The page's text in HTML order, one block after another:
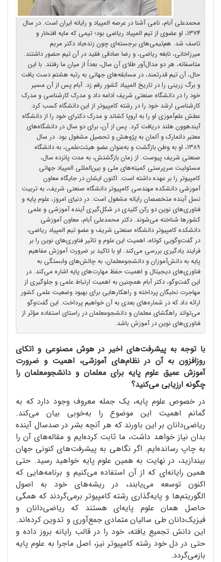
محمدعلی آبام، نامی آشنا در عرصه‌ المپیاد و رایانه‌ ایران است. در سال
۱۳۷۴، او عضوی از تیم المپیاد ریاضی بود؛ تیمی که مایه‌ افتخار و
تاسف شد. هم‌تیمی‌های برجسته‌ای چون زنده‌یاد دکتر مریم
میرزاخانی، نابغه‌ ریاضی، و رضا صادقی فقید در آن تیم حضور داشتند.
متاسفانه، هر دو مدال‌آور طلای آن سال، بعداً از میان ما رفتند. با این
حال، آن تیم قدرتمند، در مسابقه‌های جهانی به رتبه‌ هشتم دست یافت
و برگ زرینی را در تاریخ المپیاد کشور رقم زد. آبام پس از آن مسیر
خود را در دانشگاه صنعتی شریف ادامه داد و مدرک کارشناسی و مدرک
کارشناسی ارشد خود را در رشته‌ کامپیوتر از این دانشگاه کسب کرد.
عطش علم‌آموزی او را به اروپا کشاند و مدرک دکترای خود را از دانشگاه
آیندهوون هلند دریافت کرد. پس از آن، برای دو سال در دانشگاه‌های
معتبر دانمارک و آلمان به پژوهش و تحصیل مشغول بود. در سال
۱۳۸۹، او به وطن بازگشت و به‌عنوان عضو هیئت‌علمی، به دانشگاه
صنعتی شریف پیوست. از زمان بازگشتش، به مدت پانزده سال،
مسئولیت سرپرستی کمیته‌های ملی و بین‌المللی المپیاد جهانی
کامپیوتر را بر عهده داشته است. اکنون ایشان در جایگاه معاون
آموزشی دانشکده‌ مهندسی کامپیوتر دانشگاه صنعتی شریف، به تربیت
نسل آینده‌ متخصصان رایانه مشغول است. در دنیای امروز، علوم پایه و
فناوری‌های نوین دو رکن کلیدی در شکل‌گیری آینده‌ آموزشی و علمی
کشورها شناخته می‌شوند. دکتر محمدعلی آبام، معاون آموزشی
دانشکده‌ کامپیوتر دانشگاه صنعتی شریف و عضو تیم المپیاد ریاضی،
در گفت‌وگویی کوتاه، اهمیت این علوم و تاثیر فناوری‌های نوین را بر
فرایند یادگیری بررسی می‌کند. او با تاکید بر ضرورت آموزش مفاهیم
پایه به دانش‌آموزان و دانشجومعلمان، به چالش‌های وابستگی به
فناوری‌های دیجیتال و اهمیت حفظ مهارت‌های پایه اشاره می‌کند. در
این گفت‌وگو، دکتر آبام همچنین به اهمیت ارتباط علمی و جلوگیری از
مهاجرت نخبگان پرداخته و راهکارهایی برای بهبود وضعیت علمی کشور
ارائه داد که در شماره‌های بعدی به آن خواهیم پرداخت. این گفت‌وگو
می‌تواند راهگشای معلمان و دانشجومعلمان در راستای استفاده‌ مؤثر از
فناوری‌های نوین در آموزش باشد.
با توجه به پیشرفت‌های اخیر در هوش مصنوعی و اتکای
روزافزون به آن در نظام‌های آموزشی، اهمیت و ضرورت
آموزش عمیق علوم پایه برای معلمان و دانشجومعلمان را
چگونه ارزیابی می‌کنید؟
در خصوص علوم پایه، یک جمله‌ معروف وجود دارد که به
گمانم اهمیت این موضوع را به‌خوبی بیان می‌کند.
ریاضی‌دانان بر این باورند که هر آنچه بشر در صدسال آینده
بدان نیاز خواهد داشت، ما ثابت کرده‌ایم و مقاله‌های آن را
به چاپ رسانده‌ایم. اگر نگاهی به پیشرفت‌های کنونی جهان
بیندازید، در نهایت به همین علوم پایه خواهید رسید. حتی
همین رایانه‌ای که از آن استفاده می‌کنیم و برنامه‌‌هایی که
اکنون توسعه می‌یابند، در ریشه‌های خود به اصول
الگوریتم‌ها و پایه‌گذاری رشته‌ کامپیوتر برمی‌گردند که همگی
حاصل همان علوم پایه‌ای هستند که ریاضی‌دانان و
فیزیک‌دانان طی سالیان متمادی جمع‌آوری و تدوین کرده‌اند.
این دانش تجمیع یافته، خود را در قالب رایانه بروز داده و
حتی در دل خود رشته‌ کامپیوتر نیز، اصل ماجرا به علوم پایه
بازمی‌گردد.